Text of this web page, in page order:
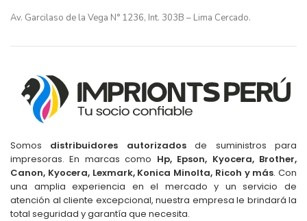
Av. Garcilaso de la Vega N° 1236, Int. 303B – Lima Cercado.
Somos distribuidores autorizadosde suministros para
impresoras. En marcas como Hp, Epson, Kyocera, Brother,
Canon, Kyocera, Lexmark, Konica Minolta, Ricoh y más. Con
una amplia experiencia en el mercado y un servicio de
atención al cliente excepcional, nuestra empresa le brindará la
total seguridad y garantía que necesita.